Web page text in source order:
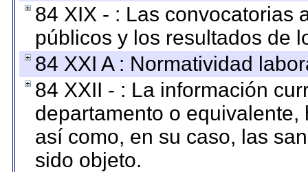
84 XIX - : Las convocatorias
públicos y los resultados de
84 XXI A : Normatividad
84 XXII - : La información
departamento o
así como, en su caso, las
sido objeto.